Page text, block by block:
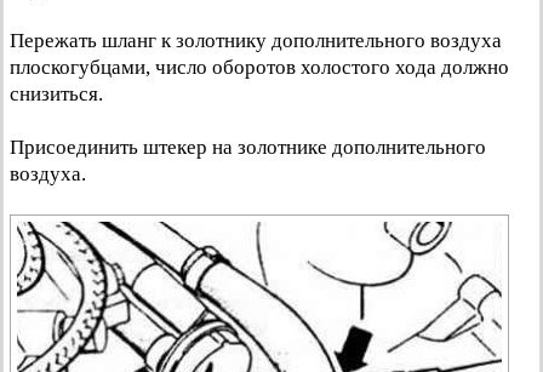
Пережать шланг к золотнику дополнительного воздуха
плоскогубцами, число оборотов холостого хода должно
снизиться.
Присоединить штекер на золотнике дополнительного
воздуха.